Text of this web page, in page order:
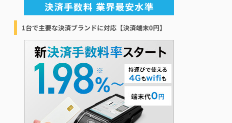
1台で主要な決済ブランドに対応【決済端末0円】